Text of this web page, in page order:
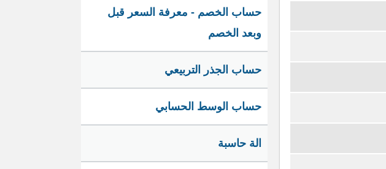
حساب الخصم - معرفة السعر قبل
وبعد الخصم
حساب الجذر التربيعي
حساب الوسط الحسابي
الة حاسبة